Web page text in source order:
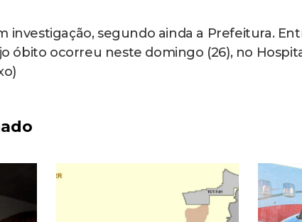
investigação, segundo ainda a Prefeitura.
óbito ocorreu neste domingo (26), no